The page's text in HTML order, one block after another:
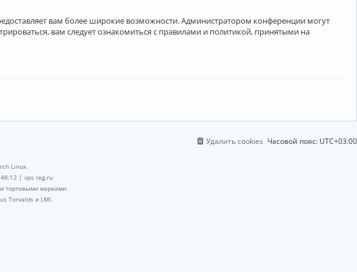
вам более широкие возможности. Администратором конференции могут
вам следует ознакомиться с правилами и политикой, принятыми на
Часовой пояс: UTC+03:00
Удалить cookies
Linux.
| vps reg.ru
торговыми марками.
Torvalds и LMI.